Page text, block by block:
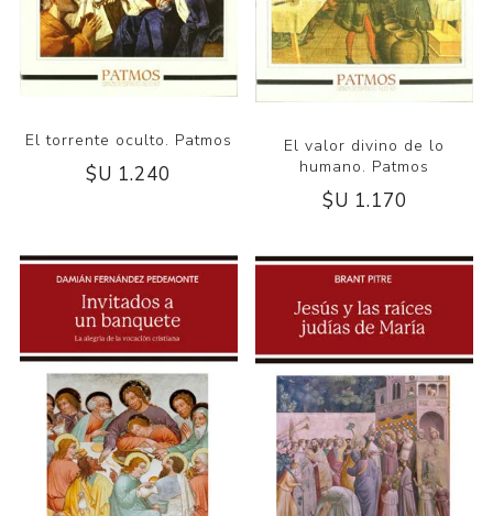
El torrente oculto. Patmos
$U 1.240
El valor divino de lo
humano. Patmos
$U 1.170